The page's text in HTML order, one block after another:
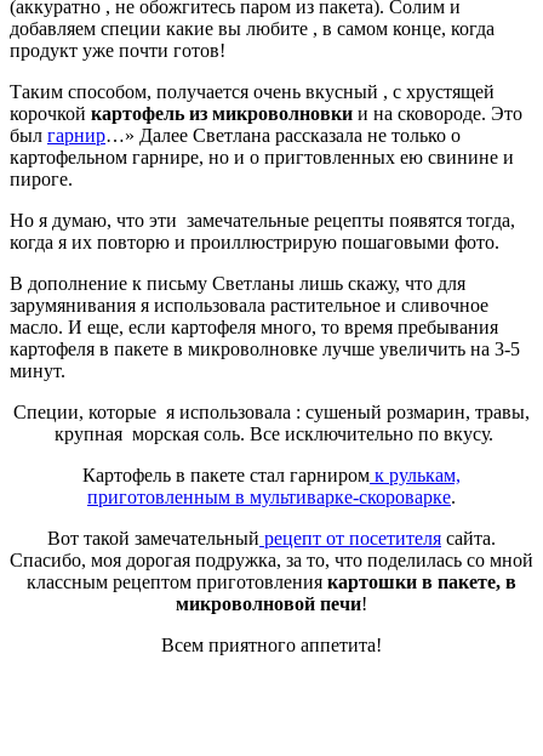
(аккуратно , не обожгитесь паром из пакета). Солим и
добавляем специи какие вы любите , в самом конце, когда
продукт уже почти готов!
Таким способом, получается очень вкусный , с хрустящей
корочкой картофель из микроволновки и на сковороде. Это
был гарнир…» Далее Светлана рассказала не только о
картофельном гарнире, но и о пригтовленных ею свинине и
пироге.
Но я думаю, что эти замечательные рецепты появятся тогда,
когда я их повторю и проиллюстрирую пошаговыми фото.
В дополнение к письму Светланы лишь скажу, что для
зарумянивания я использовала растительное и сливочное
масло. И еще, если картофеля много, то время пребывания
картофеля в пакете в микроволновке лучше увеличить на 3-5
минут.
Специи, которые я использовала : сушеный розмарин, травы,
крупная морская соль. Все исключительно по вкусу.
Картофель в пакете стал гарниром к рулькам,
приготовленным в мультиварке-скороварке.
Вот такой замечательный рецепт от посетителя сайта.
Спасибо, моя дорогая подружка, за то, что поделилась со мной
классным рецептом приготовления картошки в пакете, в
микроволновой печи!
Всем приятного аппетита!